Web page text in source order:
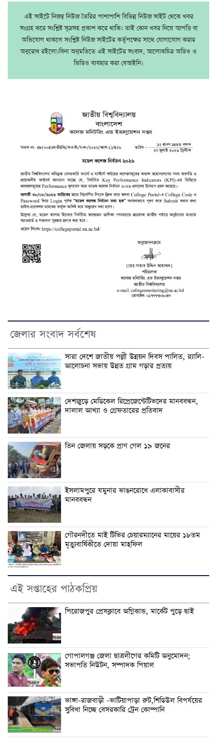
এই সাইটে নিজম্ব নিউজ তৈরির পাশাপাশি বিভিন্ন নিউজ সাইট থেকে খবর
সংগ্রহ করে সংশ্লিষ্ট সূত্রসহ প্রকাশ করে থাকি। তাই কোন খবর নিয়ে আপত্তি বা
অভিযোগ থাকলে সংশ্লিষ্ট নিউজ সাইটের কর্তৃপক্ষের সাথে যোগাযোগ করার
অনুরোধ রইলো।বিনা অনুমতিতে এই সাইটের সংবাদ, আলোকচিত্র অডিও ও
ভিডিও ব্যবহার করা বেআইনি।
জেলার সংবাদ সর্বশেষ
সারা দেশে জাতীয় পল্লী উন্নয়ন দিবস পালিত, র‍্যালি-
আলোচনা সভায় উন্নত গ্রাম গড়ার প্রত্যয়
দেশজুড়ে মেডিকেল রিপ্রেজেন্টেটিভদের মানববন্ধন,
দালাল আখ্যা ও গ্রেফতারের প্রতিবাদ
তিন জেলায় সড়কে প্রাণ গেল ১৯ জনের
ইসলামপুরে যমুনার ভাঙনরোধে এলাকাবাসীর
মানববন্ধন
গৌরনদীতে মাই টিভির চেয়ারম্যানের মায়ের ১৮তম
মৃত্যুবার্ষিকীতে দোয়া মাহফিল
এই সপ্তাহের পাঠকপ্রিয়
পিরোজপুর প্রেসক্লাবে অগ্নিকান্ড, মার্কেট পুড়ে ছাই
গোপালগঞ্জ জেলা ছাত্রলীগের কমিটি অনুমোদন;
সভাপতি নিউটন, সম্পাদক পিয়াল
ভাঙ্গা-রাজবাড়ী -ভাটিয়াপাড়া রুট,শিডিউল বিপর্যয়ের
সুবিধা নিচ্ছে বেসরকারি ট্রেন কোম্পানি